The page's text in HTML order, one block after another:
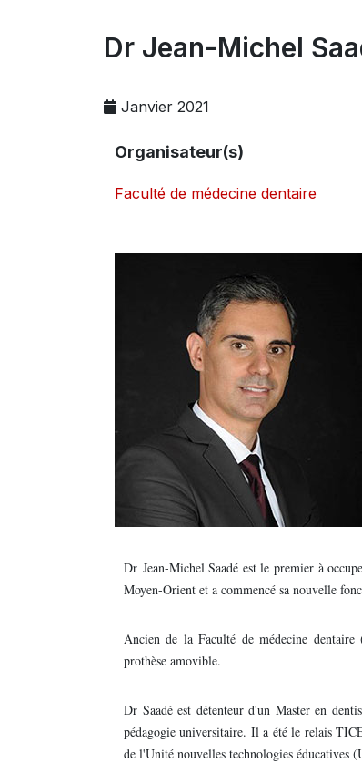
Dr Jean-Michel
Janvier 2021
Organisateur(s)
Faculté de médecine dentaire
Dr Jean-Michel Saadé est le premier à
Moyen-Orient et a commencé sa nouvelle
Ancien de la Faculté de médecine
prothèse amovible.
Dr Saadé est détenteur d'un Master en
pédagogie universitaire. Il a été le relais
de l'Unité nouvelles technologies éducatives